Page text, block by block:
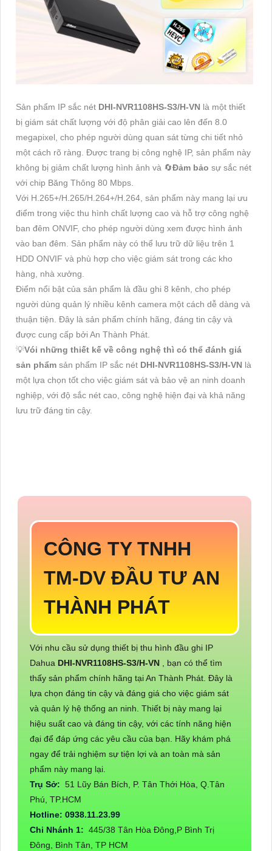
Sản phẩm IP sắc nét DHI-NVR1108HS-S3/H-VN là một thiết
bị giám sát chất lượng với độ phân giải cao lên đến 8.0
megapixel, cho phép người dùng quan sát từng chi tiết nhỏ
một cách rõ ràng. Được trang bị công nghệ IP, sản phẩm này
không bị giảm chất lượng hình ảnh và 🔄Đảm bảo sự sắc nét
với chip Băng Thông 80 Mbps.
Với H.265+/H.265/H.264+/H.264, sản phẩm này mang lại ưu
điểm trong việc thu hình chất lượng cao và hỗ trợ công nghệ
ban đêm ONVIF, cho phép người dùng xem được hình ảnh
vào ban đêm. Sản phẩm này có thể lưu trữ dữ liệu trên 1
HDD ONVIF và phù hợp cho việc giám sát trong các kho
hàng, nhà xưởng.
Điểm nổi bật của sản phẩm là đầu ghi 8 kênh, cho phép
người dùng quản lý nhiều kênh camera một cách dễ dàng và
thuận tiện. Đây là sản phẩm chính hãng, đáng tin cậy và
được cung cấp bởi An Thành Phát.
💡Vói những thiết kế về công nghệ thì có thể đánh giá
sản phẩm sản phẩm IP sắc nét DHI-NVR1108HS-S3/H-VN là
một lựa chọn tốt cho việc giám sát và bảo vệ an ninh doanh
nghiệp, với độ sắc nét cao, công nghệ hiện đại và khả năng
lưu trữ đáng tin cậy.
CÔNG TY TNHH
TM-DV ĐẦU TƯ AN
THÀNH PHÁT
Với nhu cầu sử dụng thiết bị thu hình đầu ghi IP
Dahua DHI-NVR1108HS-S3/H-VN , bạn có thể tìm
thấy sản phẩm chính hãng tại An Thành Phát. Đây là
lựa chọn đáng tin cậy và đáng giá cho việc giám sát
và quản lý hệ thống an ninh. Thiết bị này mang lại
hiệu suất cao và đáng tin cậy, với các tính năng hiện
đại để đáp ứng các yêu cầu của bạn. Hãy khám phá
ngay để trải nghiệm sự tiện lợi và an toàn mà sản
phẩm này mang lại.
Trụ Sở: 51 Lũy Bán Bích, P. Tân Thới Hòa, Q.Tân
Phú, TP.HCM
Hotline: 0938.11.23.99
Chi Nhánh 1: 445/38 Tân Hòa Đông,P Bình Trị
Đông, Bình Tân, TP HCM